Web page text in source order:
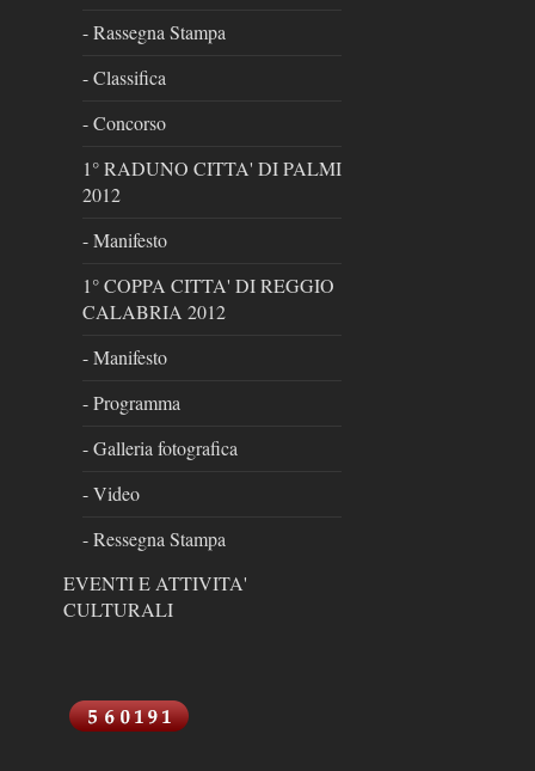
- Rassegna Stampa
- Classifica
- Concorso
1° RADUNO CITTA' DI PALMI
2012
- Manifesto
1° COPPA CITTA' DI REGGIO
CALABRIA 2012
- Manifesto
- Programma
- Galleria fotografica
- Video
- Ressegna Stampa
EVENTI E ATTIVITA'
CULTURALI